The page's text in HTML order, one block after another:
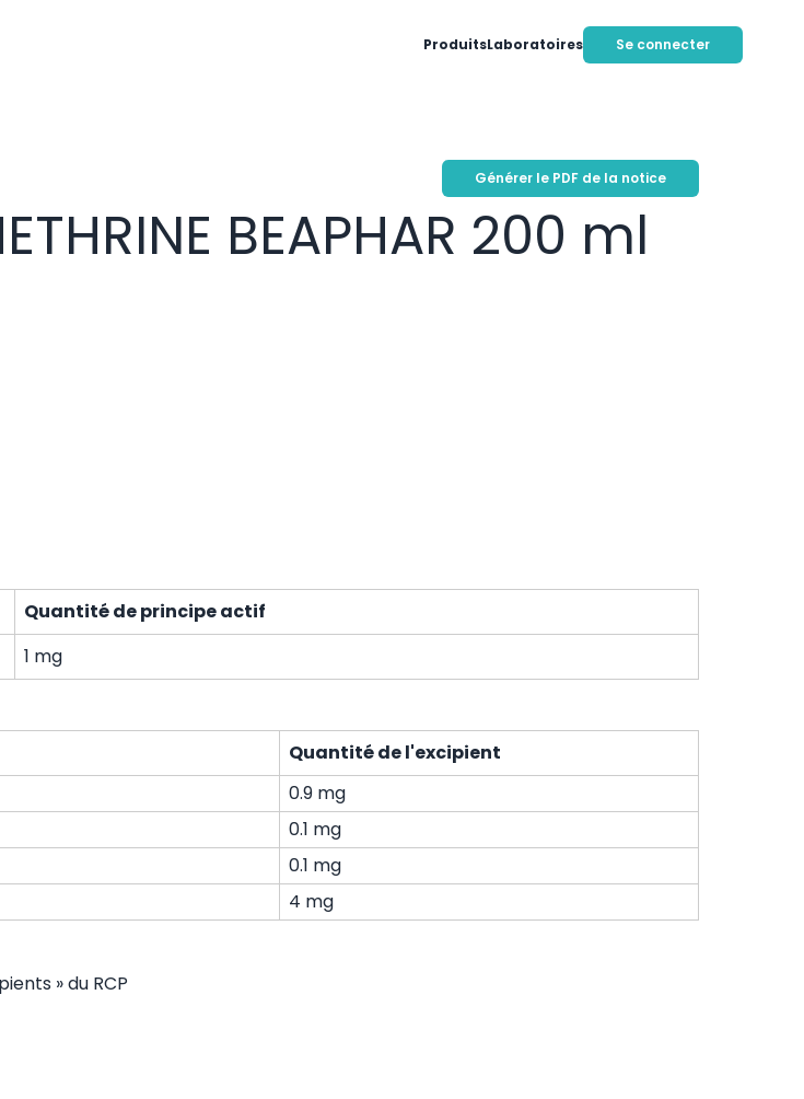
ProduitsLaboratoires Se connecter
Générer le PDF de la notice
BEAPHAR 200 ml
Quantité de principe actif
1 mg
Quantité de l'excipient
0.9 mg
0.1 mg
0.1 mg
4 mg
» du RCP